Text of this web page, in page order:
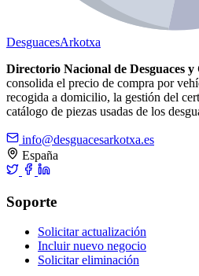
DesguacesArkotxa
Directorio Nacional de Desguaces
consolida el precio de compra por
recogida a domicilio, la gestión del
catálogo de piezas usadas de los
info@desguacesarkotxa.es
España
Soporte
Solicitar actualización
Incluir nuevo negocio
Solicitar eliminación